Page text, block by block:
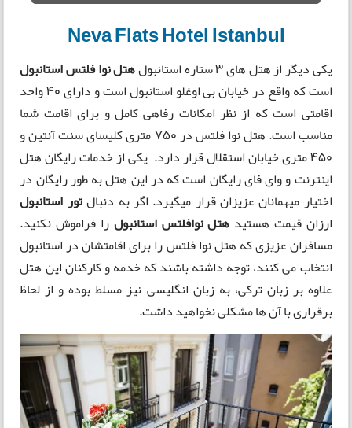
Neva Flats Hotel Istanbul
یکی دیگر از هتل های 3 ستاره استانبول
هتل نوا فلتس استانبول
است که واقع در خیابان بی اوغلو استانبول است و دارای 40 واحد
اقامتی است که از نظر امکانات رفاهی کامل و برای اقامت شما
مناسب است. هتل نوا فلتس در 750 متری کلیسای سنت آنتین و
450 متری خیابان استقلال قرار دارد. یکی از خدمات رایگان هتل
اینترنت و وای فای رایگان است که در این هتل به طور رایگان در
اختیار میهمانان عزیزان قرار میگیرد. اگر به دنبالتور استانبول
ارزان قیمت هستید هتل نوافلتس استانبولرا فراموش نکنید.
مسافران عزیزی که هتل نوا فلتس را برای اقامتشان در استانبول
انتخاب می کنند، توجه داشته باشند که خدمه و کارکنان این هتل
علاوه بر زبان ترکی، به زبان انگلیسی نیز مسلط بوده و از لحاظ
برقراری با آن ها مشکلی نخواهید داشت.